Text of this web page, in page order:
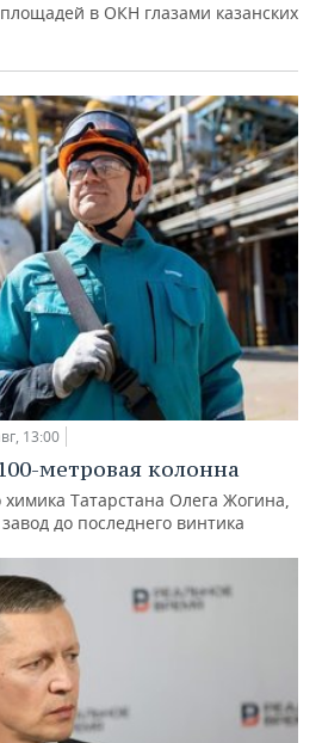
в ОКН глазами казанских
13:00
метровая колонна
Татарстана Олега Жогина,
до последнего винтика